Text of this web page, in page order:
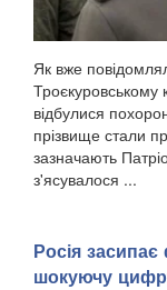
Як вже
Троєкуровському
відбулися
прізвище стали
зазначають
з'ясувалося ...
Росія
шокуючу